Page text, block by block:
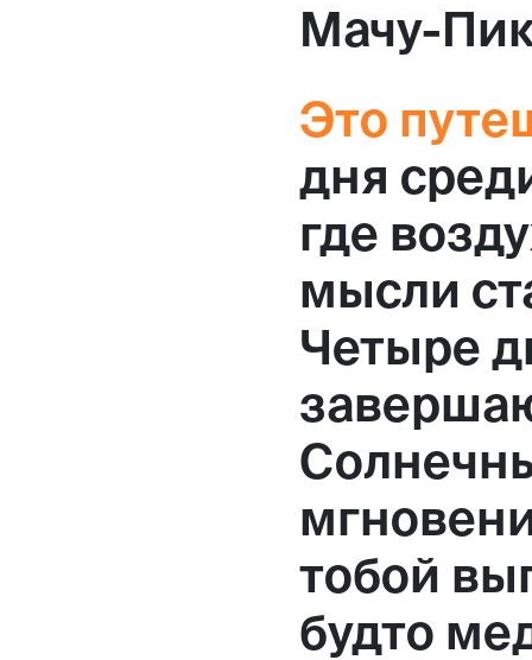
Мачу-
Это
дня
где
мысли
Четыре
тобой
будто